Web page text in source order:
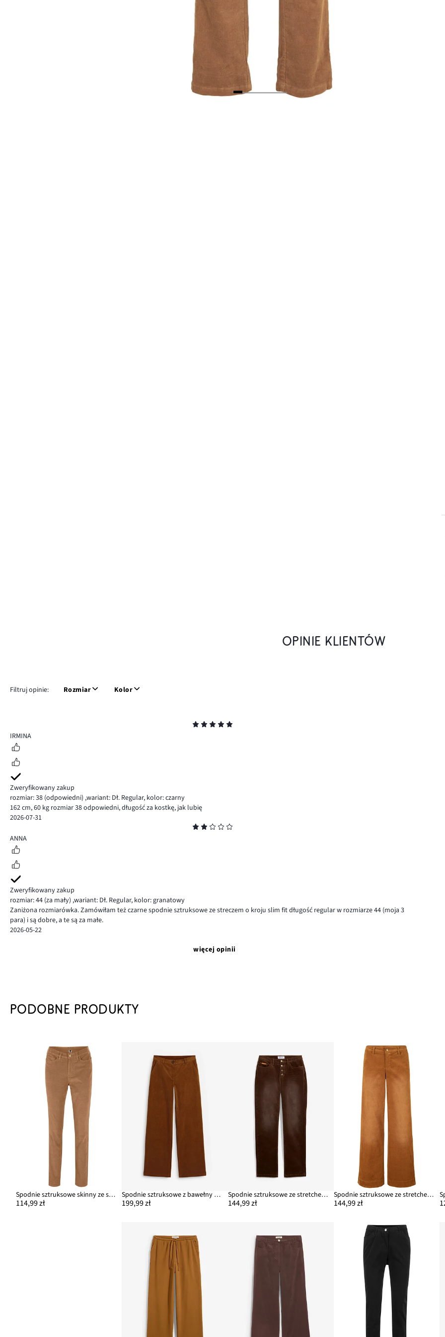
OPINIE KLIENTÓW
Filtruj opinie: Rozmiar Kolor
5
IRMINA
Zweryfikowany zakup
rozmiar: 38 (odpowiedni) ,wariant: Dł. Regular, kolor: czarny
162 cm, 60 kg rozmiar 38 odpowiedni, długość za kostkę, jak lubię
2026-07-31
2
ANNA
Zweryfikowany zakup
rozmiar: 44 (za mały) ,wariant: Dł. Regular, kolor: granatowy
Zaniżona rozmiarówka. Zamówiłam też czarne spodnie sztruksowe ze streczem o kroju slim fit długość regular w rozmiarze 44 (moja 3
para) i są dobre, a te są za małe.
2026-05-22
więcej opinii
PODOBNE PRODUKTY
Spodnie sztruksowe skinny ze stretchem, z bawełny
114,99 zł
Spodnie sztruksowe z bawełny organicznej z domieszką stretchu
199,99 zł
Spodnie sztruksowe ze stretchem, z mieszanki bawełny
144,99 zł
Spodnie sztruksowe ze stretchem, wide leg
144,99 zł